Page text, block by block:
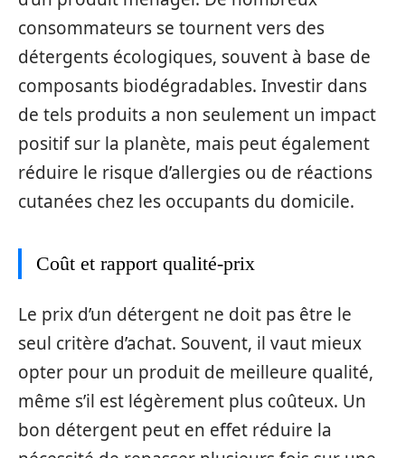
consommateurs se tournent vers des
détergents écologiques, souvent à base de
composants biodégradables. Investir dans
de tels produits a non seulement un impact
positif sur la planète, mais peut également
réduire le risque d’allergies ou de réactions
cutanées chez les occupants du domicile.
Coût et rapport qualité-prix
Le prix d’un détergent ne doit pas être le
seul critère d’achat. Souvent, il vaut mieux
opter pour un produit de meilleure qualité,
même s’il est légèrement plus coûteux. Un
bon détergent peut en effet réduire la